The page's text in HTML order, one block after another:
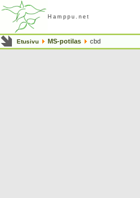
Hamppu.net
Etusivu MS-potilas cbd